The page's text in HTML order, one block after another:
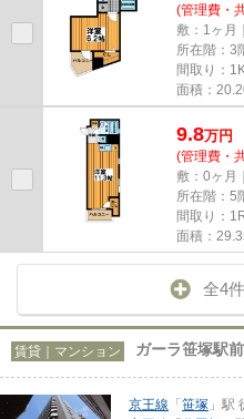
(管理費・
敷：1ヶ月
所在階：3
間取り：1K
面積：
9.8万円
(管理費・
敷：0ヶ月
所在階：5
間取り：
面積：
全4
賃貸｜マンション ガーラ笹塚駅前
京王線 「笹塚 」駅